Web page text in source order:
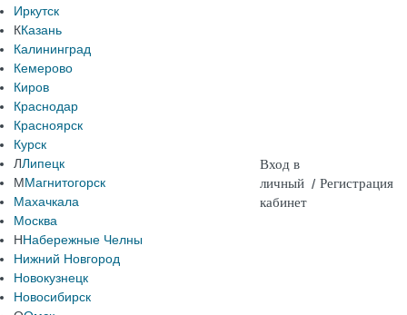
Иркутск
ККазань
Калининград
Кемерово
Киров
Краснодар
Красноярск
Курск
ЛЛипецк
ММагнитогорск
Махачкала
Москва
ННабережные Челны
Нижний Новгород
Новокузнецк
Новосибирск
Вход в
личный
кабинет
/ Регистрация